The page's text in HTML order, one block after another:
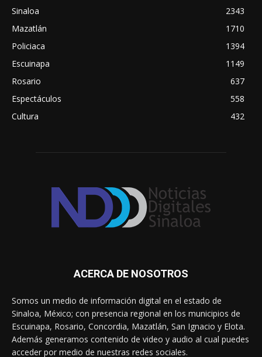
Sinaloa
2343
Mazatlán
1710
Policiaca
1394
Escuinapa
1149
Rosario
637
Espectáculos
558
Cultura
432
ACERCA DE NOSOTROS
Somos un medio de información digital en el estado de
Sinaloa, México; con presencia regional en los municipios de
Escuinapa, Rosario, Concordia, Mazatlán, San Ignacio y Elota.
Además generamos contenido de video y audio al cual puedes
acceder por medio de nuestras redes sociales.